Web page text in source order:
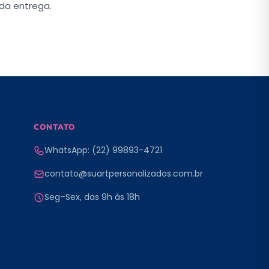
entrega.
CONTATO
WhatsApp: (22) 99893-4721
contato@suartpersonalizados.com.br
Seg–Sex, das 9h às 18h